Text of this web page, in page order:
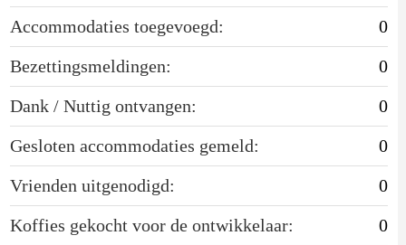
Accommodaties toegevoegd:
0
Bezettingsmeldingen:
0
Dank / Nuttig ontvangen:
0
Gesloten accommodaties gemeld:
0
Vrienden uitgenodigd:
0
Koffies gekocht voor de ontwikkelaar:
0